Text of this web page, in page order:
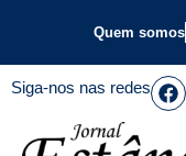
Quem somos
Siga-nos nas redes